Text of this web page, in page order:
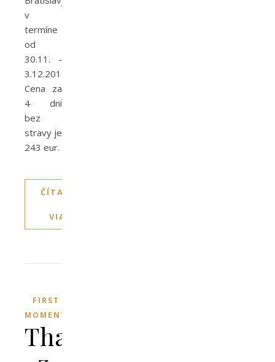
v
termíne
od
30.11. -
3.12.2019.
Cena za
4 dni
bez
stravy je
243 eur.
ČÍTAJTE
VIAC
FIRST
MOMENT
Thassos